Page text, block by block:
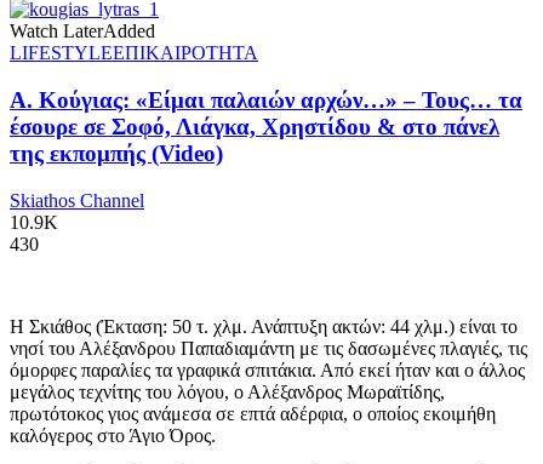
Watch LaterAdded
LIFESTYLEΕΠΙΚΑΙΡΟΤΗΤΑ
Α. Κούγιας: «Είμαι παλαιών αρχών…» – Τους… τα
έσουρε σε Σοφό, Λιάγκα, Χρηστίδου & στο πάνελ
της εκπομπής (Video)
Skiathos Channel
10.9K
430
Η Σκιάθος (Έκταση: 50 τ. χλμ. Ανάπτυξη ακτών: 44 χλμ.) είναι το
νησί του Αλέξανδρου Παπαδιαμάντη με τις δασωμένες πλαγιές, τις
όμορφες παραλίες τα γραφικά σπιτάκια. Από εκεί ήταν και ο άλλος
μεγάλος τεχνίτης του λόγου, ο Αλέξανδρος Μωραϊτίδης,
πρωτότοκος γιος ανάμεσα σε επτά αδέρφια, ο οποίος εκοιμήθη
καλόγερος στο Άγιο Όρος.